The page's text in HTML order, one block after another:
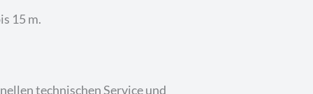
15 m.
technischen Service und